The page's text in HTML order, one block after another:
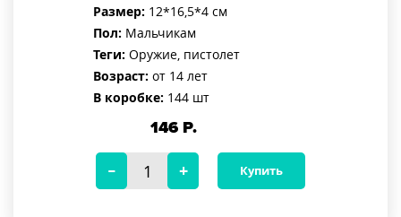
Размер: 12*16,5*4 см
Пол: Мальчикам
Теги: Оружие, пистолет
Возраст: от 14 лет
В коробке: 144 шт
146Р.
Купить